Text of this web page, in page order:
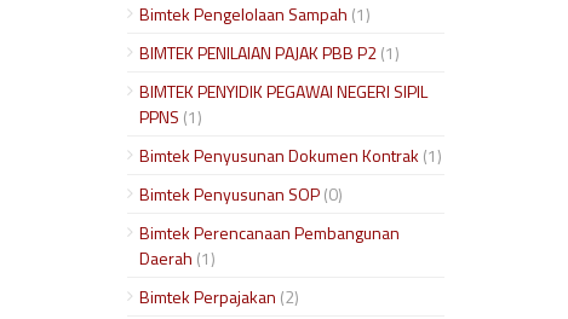
Bimtek Pengelolaan Sampah (1)
BIMTEK PENILAIAN PAJAK PBB P2(1)
BIMTEK PENYIDIK PEGAWAI NEGERI SIPIL
PPNS (1)
Bimtek Penyusunan Dokumen Kontrak (1)
Bimtek Penyusunan SOP(0)
Bimtek Perencanaan Pembangunan
Daerah (1)
Bimtek Perpajakan (2)